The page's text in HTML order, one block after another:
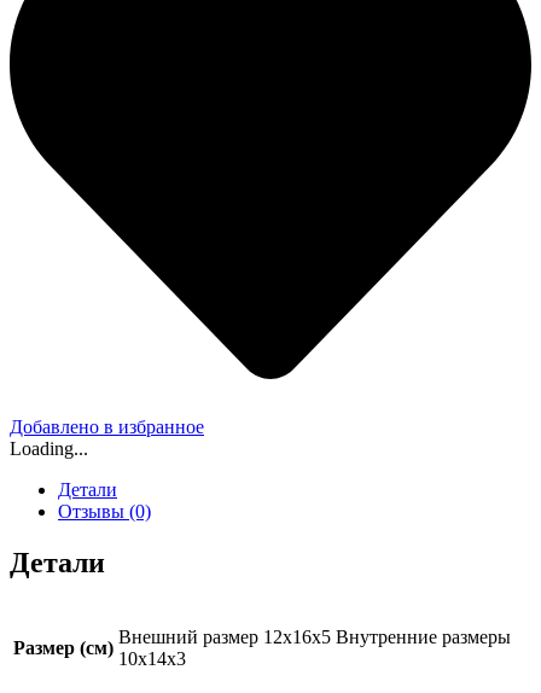
Добавлено в избранное
Loading...
Детали
Отзывы (0)
Детали
Размер (см)
Внешний размер 12x16x5 Внутренние размеры
10x14x3